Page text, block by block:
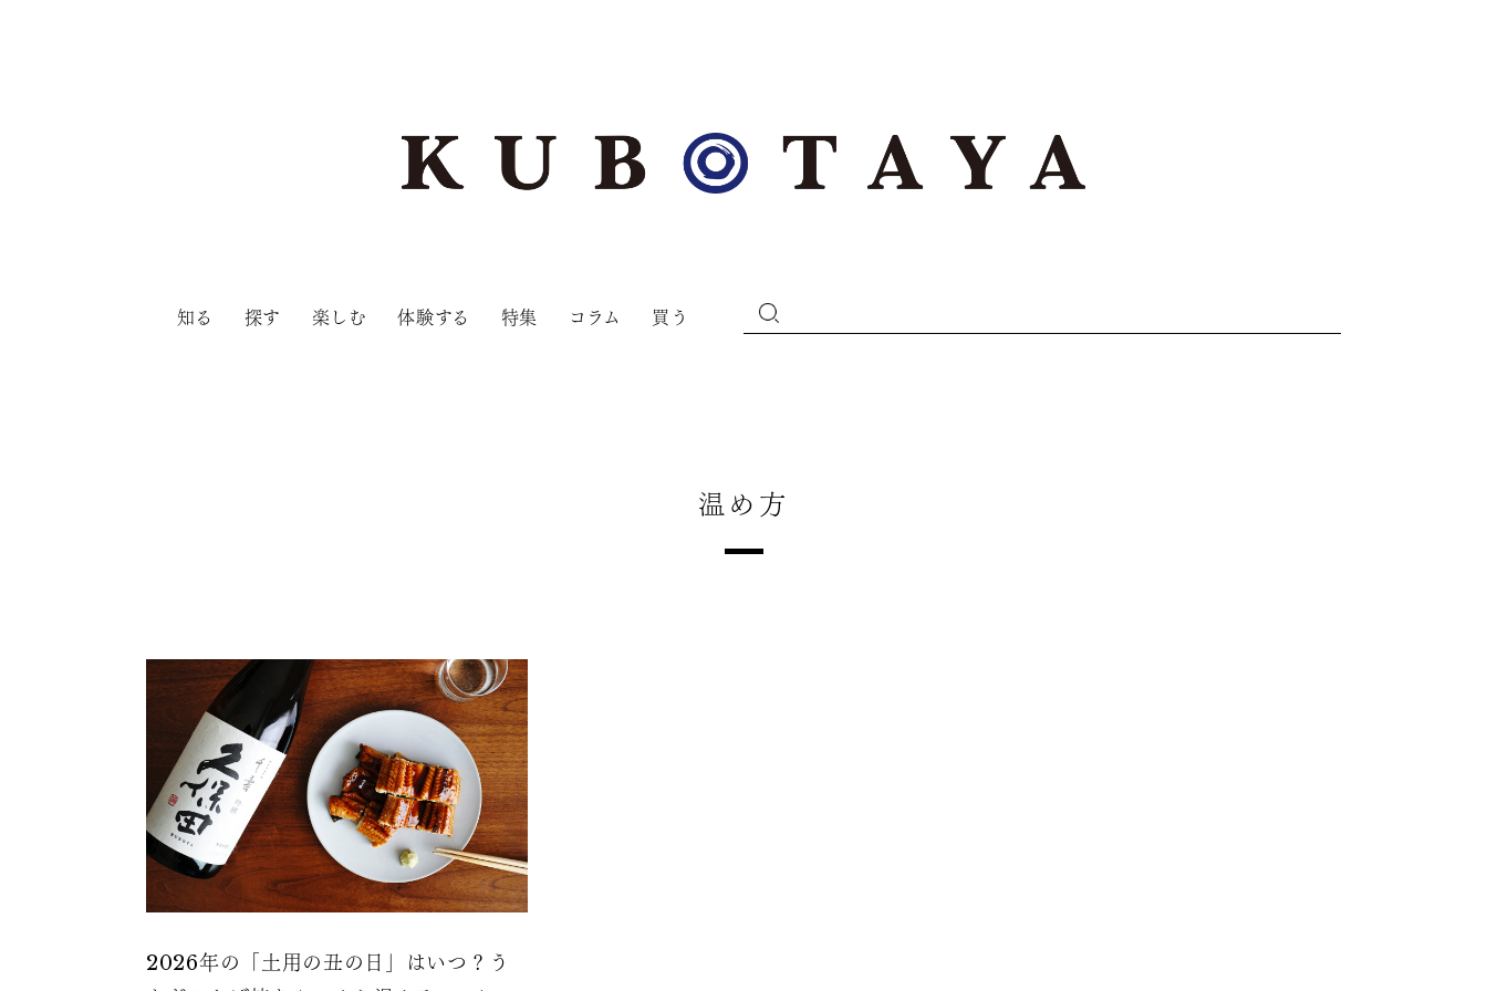
知る 探す 楽しむ 体験する 特集 コラム 買う
温め方
2026年の「土用の丑の日」はいつ？う